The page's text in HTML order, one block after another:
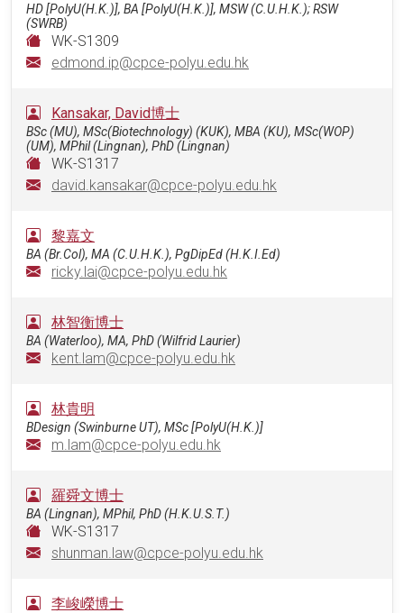
HD [PolyU(H.K.)], BA [PolyU(H.K.)], MSW (C.U.H.K.); RSW
(SWRB)
WK-S1309
edmond.ip@cpce-polyu.edu.hk
Kansakar, David博士
BSc (MU), MSc(Biotechnology) (KUK), MBA (KU), MSc(WOP)
(UM), MPhil (Lingnan), PhD (Lingnan)
WK-S1317
david.kansakar@cpce-polyu.edu.hk
黎嘉文
BA (Br.Col), MA (C.U.H.K.), PgDipEd (H.K.I.Ed)
ricky.lai@cpce-polyu.edu.hk
林智衡博士
BA (Waterloo), MA, PhD (Wilfrid Laurier)
kent.lam@cpce-polyu.edu.hk
林貴明
BDesign (Swinburne UT), MSc [PolyU(H.K.)]
m.lam@cpce-polyu.edu.hk
羅舜文博士
BA (Lingnan), MPhil, PhD (H.K.U.S.T.)
WK-S1317
shunman.law@cpce-polyu.edu.hk
李峻嶸博士